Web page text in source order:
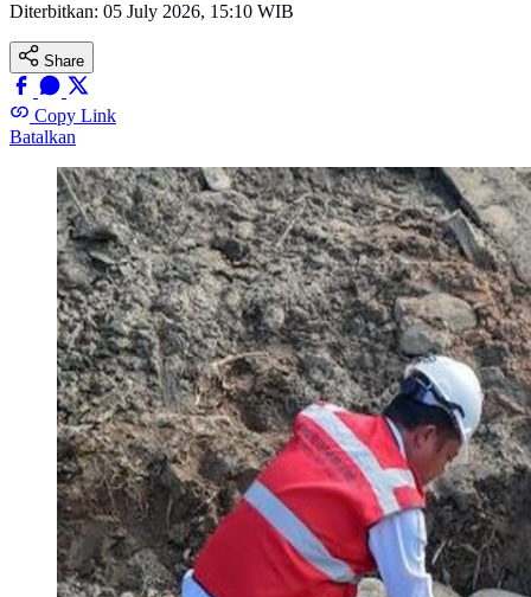
Diterbitkan: 05 July 2026, 15:10 WIB
Share
Copy Link
Batalkan